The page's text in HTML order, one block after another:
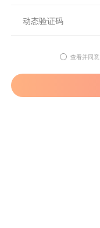
查看并同意